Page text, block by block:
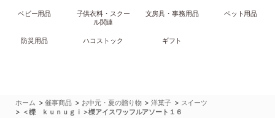
ベビー用品
子供衣料・スクー
ル関連
文房具・事務用品 ペット用品
防災用品 ハコストック ギフト
ホーム >催事商品 > お中元・夏の贈り物 >洋菓子 > スイーツ
> ＜櫟 ｋｕｎｕｇｉ＞櫟アイスワッフルアソート１６